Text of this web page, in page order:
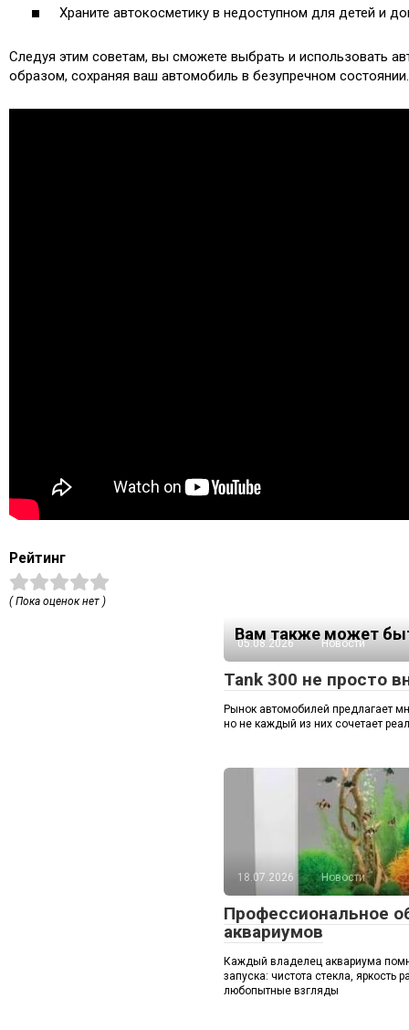
Храните автокосметику в недоступном для детей и
Следуя этим советам, вы сможете выбрать и использовать
образом, сохраняя ваш автомобиль в безупречном состоянии.​
Рейтинг
( Пока оценок нет )
Вам также может
05.08.2026 Новости
Tank 300 не просто
Рынок автомобилей предлагает
но не каждый из них сочетает
18.07.2026 Новости
Профессиональное
аквариумов
Каждый владелец аквариума
запуска: чистота стекла, яркость
любопытные взгляды